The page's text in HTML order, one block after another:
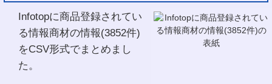
Infotopに商品登録されてい
る情報商材の情報(3852件)
をCSV形式でまとめまし
た。